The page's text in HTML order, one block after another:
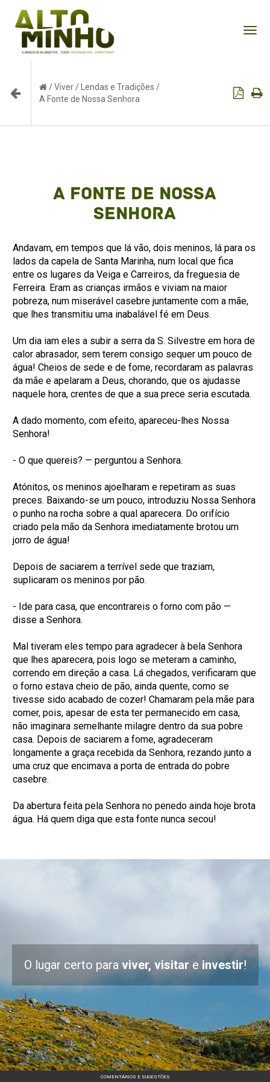
/Viver/ Lendas e Tradições /
A Fonte de Nossa Senhora
A Fonte de Nossa
Senhora
Andavam, em tempos que lá vão, dois meninos, lá para os
lados da capela de Santa Marinha, num local que fica
entre os lugares da Veiga e Carreiros, da freguesia de
Ferreira. Eram as crianças irmãos e viviam na maior
pobreza, num miserável casebre juntamente com a mãe,
que lhes transmitiu uma inabalável fé em Deus.
Um dia iam eles a subir a serra da S. Silvestre em hora de
calor abrasador, sem terem consigo sequer um pouco de
água! Cheios de sede e de fome, recordaram as palavras
da mãe e apelaram a Deus, chorando, que os ajudasse
naquele hora, crentes de que a sua prece seria escutada.
A dado momento, com efeito, apareceu-lhes Nossa
Senhora!
- O que quereis? — perguntou a Senhora.
Atónitos, os meninos ajoelharam e repetiram as suas
preces. Baixando-se um pouco, introduziu Nossa Senhora
o punho na rocha sobre a qual aparecera. Do orifício
criado pela mão da Senhora imediatamente brotou um
jorro de água!
Depois de saciarem a terrível sede que traziam,
suplicaram os meninos por pão.
- Ide para casa, que encontrareis o forno com pão —
disse a Senhora.
Mal tiveram eles tempo para agradecer à bela Senhora
que lhes aparecera, pois logo se meteram a caminho,
correndo em direção a casa. Lá chegados, verificaram que
o forno estava cheio de pão, ainda quente, como se
tivesse sido acabado de cozer! Chamaram pela mãe para
comer, pois, apesar de esta ter permanecido em casa,
não imaginara semelhante milagre dentro da sua pobre
casa. Depois de saciarem a fome, agradeceram
longamente a graça recebida da Senhora, rezando junto a
uma cruz que encimava a porta de entrada do pobre
casebre.
Da abertura feita pela Senhora no penedo ainda hoje brota
água. Há quem diga que esta fonte nunca secou!
O lugar certo para viver, visitar e investir!
COMENTÁRIOS E SUGESTÕES